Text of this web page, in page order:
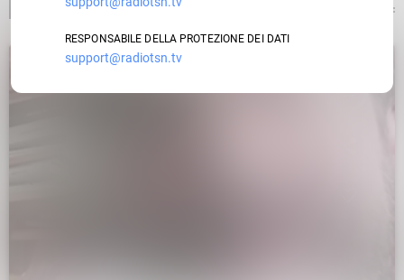
ARTICOLO PRECEDENTE
insert_link
RESPONSABILE DELLA PROTEZIONE DEI DATI
support@radiotsn.tv